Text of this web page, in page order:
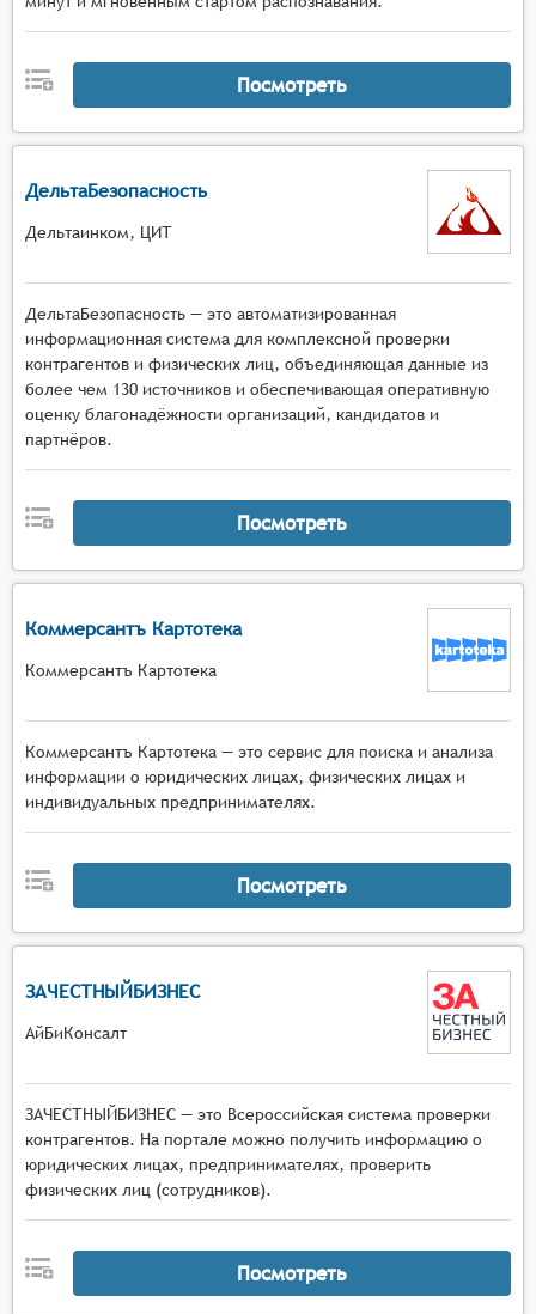
Посмотреть
ДельтаБезопасность
Дельтаинком, ЦИТ
ДельтаБезопасность — это автоматизированная
информационная система для комплексной проверки
контрагентов и физических лиц, объединяющая данные из
более чем 130 источников и обеспечивающая оперативную
оценку благонадёжности организаций, кандидатов и
партнёров.
Посмотреть
Коммерсантъ Картотека
Коммерсантъ Картотека
Коммерсантъ Картотека — это сервис для поиска и анализа
информации о юридических лицах, физических лицах и
индивидуальных предпринимателях.
Посмотреть
ЗАЧЕСТНЫЙБИЗНЕС
АйБиКонсалт
ЗАЧЕСТНЫЙБИЗНЕС — это Всероссийская система проверки
контрагентов. На портале можно получить информацию о
юридических лицах, предпринимателях, проверить
физических лиц (сотрудников).
Посмотреть